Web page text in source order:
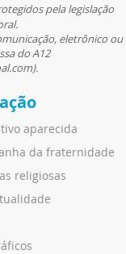
pela legislação
eletrônico ou
do A12
aparecida
da fraternidade
religiosas